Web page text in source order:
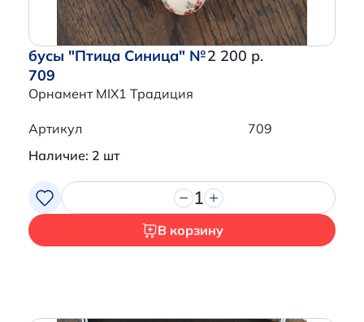
бусы "Птица Синица" №
709
Орнамент MIX1 Традиция
2 200 р.
Артикул
709
Наличие: 2 шт
1
В корзину